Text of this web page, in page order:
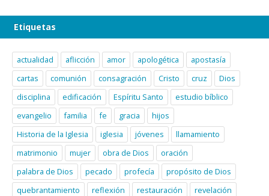
Etiquetas
actualidad aflicción amor apologética
apostasía
cartas
comunión consagración Cristo cruz
Dios
disciplina
edificación Espíritu Santo
estudio bíblico
evangelio
familia fe gracia
hijos
Historia de la Iglesia
iglesia jóvenes
llamamiento
matrimonio
mujer obra de Dios
oración
palabra de Dios
pecado profecía
propósito de Dios
quebrantamiento
reflexión restauración
revelación